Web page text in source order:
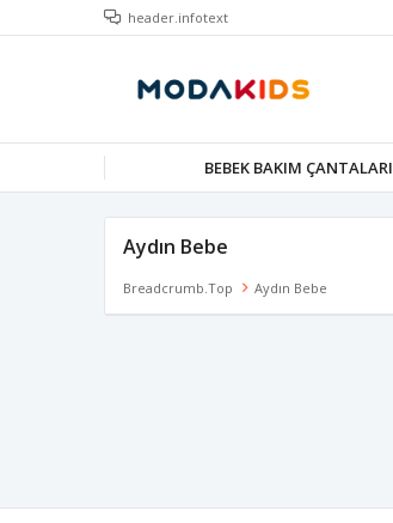
header.infotext
BEBEK BAKIM ÇANTALARI
Aydın Bebe
Breadcrumb.top Aydın Bebe